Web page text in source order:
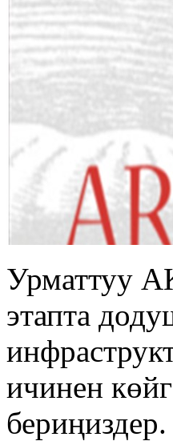
Урматтуу
этапта
ичинен
бериңиздер.